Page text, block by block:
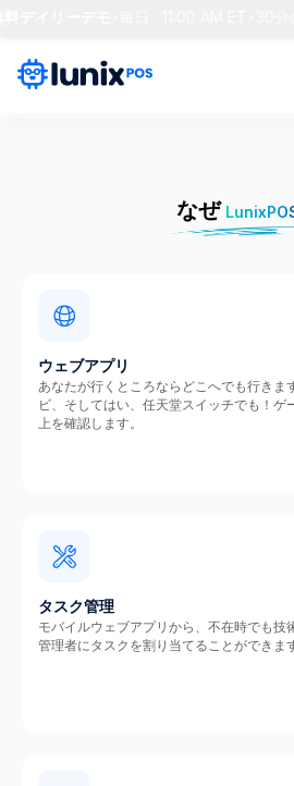
30分
なぜ
ウェブアプリ
あなたが行くところならどこへでも行きま
ビ、そしてはい、任天堂スイッチでも！ゲ
上を確認します。
タスク管理
モバイルウェブアプリから、不在時でも技
管理者にタスクを割り当てることができま